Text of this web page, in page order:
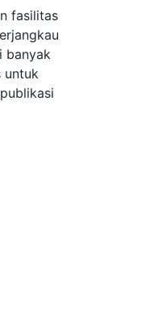
fasilitas
banyak
untuk